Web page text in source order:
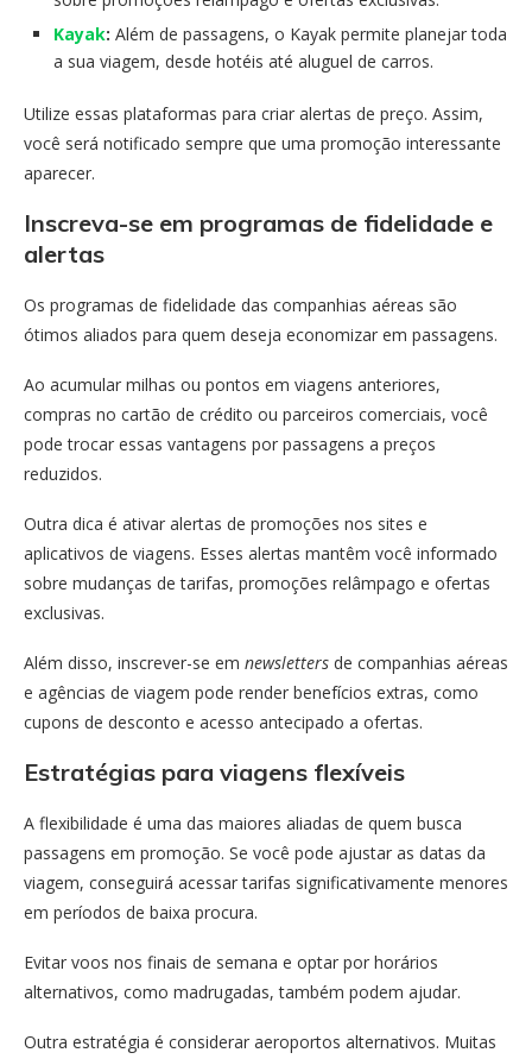
Kayak: Além de passagens, o Kayak permite planejar toda
a sua viagem, desde hotéis até aluguel de carros.
Utilize essas plataformas para criar alertas de preço. Assim,
você será notificado sempre que uma promoção interessante
aparecer.
Inscreva-se em programas de fidelidade e
alertas
Os programas de fidelidade das companhias aéreas são
ótimos aliados para quem deseja economizar em passagens.
Ao acumular milhas ou pontos em viagens anteriores,
compras no cartão de crédito ou parceiros comerciais, você
pode trocar essas vantagens por passagens a preços
reduzidos.
Outra dica é ativar alertas de promoções nos sites e
aplicativos de viagens. Esses alertas mantêm você informado
sobre mudanças de tarifas, promoções relâmpago e ofertas
exclusivas.
Além disso, inscrever-se em newsletters de companhias aéreas
e agências de viagem pode render benefícios extras, como
cupons de desconto e acesso antecipado a ofertas.
Estratégias para viagens flexíveis
A flexibilidade é uma das maiores aliadas de quem busca
passagens em promoção. Se você pode ajustar as datas da
viagem, conseguirá acessar tarifas significativamente menores
em períodos de baixa procura.
Evitar voos nos finais de semana e optar por horários
alternativos, como madrugadas, também podem ajudar.
Outra estratégia é considerar aeroportos alternativos. Muitas